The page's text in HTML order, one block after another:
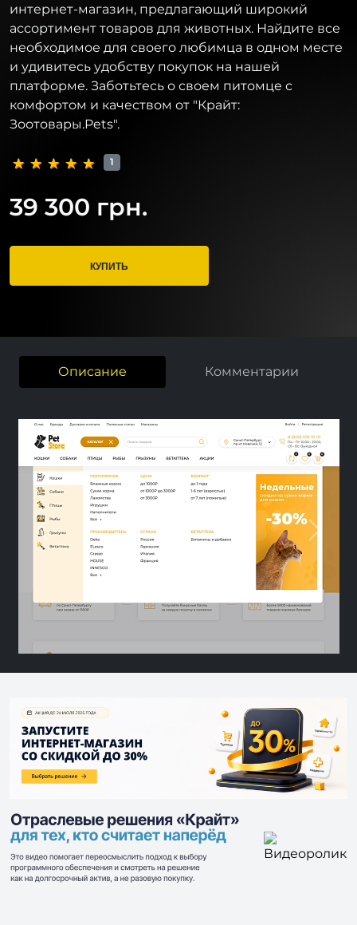
интернет-магазин, предлагающий широкий
ассортимент товаров для животных. Найдите все
необходимое для своего любимца в одном месте
и удивитесь удобству покупок на нашей
платформе. Заботьтесь о своем питомце с
комфортом и качеством от "Крайт:
Зоотовары.Pets".
1
39 300 грн.
КУПИТЬ
Описание Комментарии
Previous Next
Видеоролик